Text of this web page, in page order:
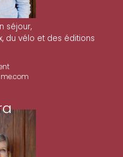
séjour,
du vélo et des éditions